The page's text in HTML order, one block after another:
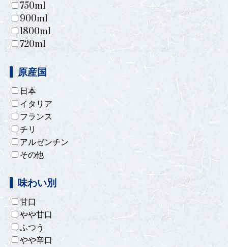
750ml
900ml
1800ml
720ml
原産国
日本
イタリア
フランス
チリ
アルゼンチン
その他
味わい別
甘口
やや甘口
ふつう
やや辛口